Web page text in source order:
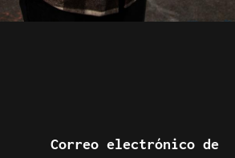
Correo electrónico de